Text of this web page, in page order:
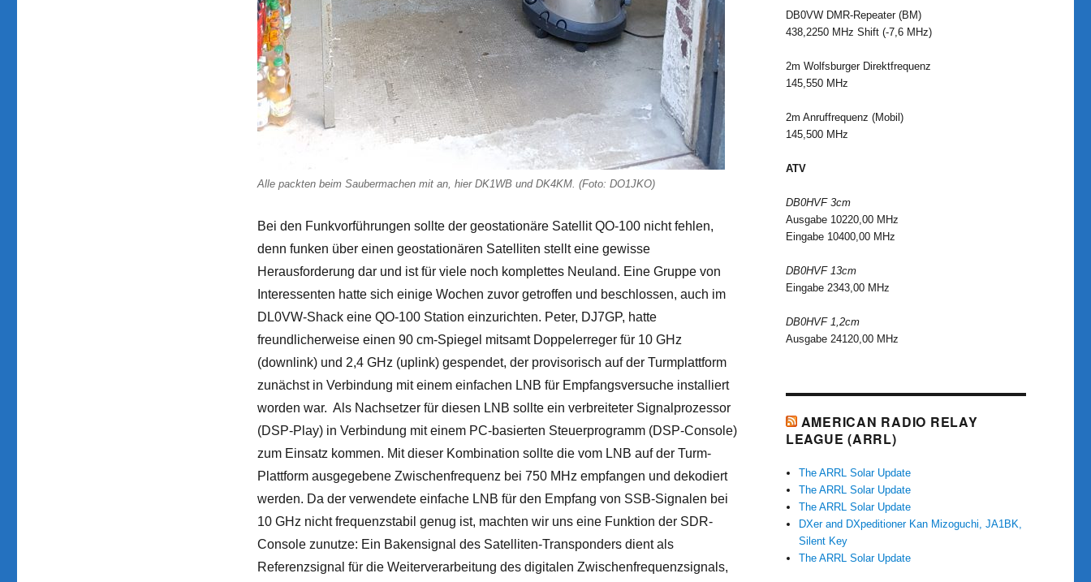
Alle packten beim Saubermachen mit an, hier DK1WB und DK4KM. (Foto: DO1JKO)
Bei den Funkvorführungen sollte der geostationäre Satellit QO-100 nicht fehlen,
denn funken über einen geostationären Satelliten stellt eine gewisse
Herausforderung dar und ist für viele noch komplettes Neuland. Eine Gruppe von
Interessenten hatte sich einige Wochen zuvor getroffen und beschlossen, auch im
DL0VW-Shack eine QO-100 Station einzurichten. Peter, DJ7GP, hatte
freundlicherweise einen 90 cm-Spiegel mitsamt Doppelerreger für 10 GHz
(downlink) und 2,4 GHz (uplink) gespendet, der provisorisch auf der Turmplattform
zunächst in Verbindung mit einem einfachen LNB für Empfangsversuche installiert
worden war. Als Nachsetzer für diesen LNB sollte ein verbreiteter Signalprozessor
(DSP-Play) in Verbindung mit einem PC-basierten Steuerprogramm (DSP-Console)
zum Einsatz kommen. Mit dieser Kombination sollte die vom LNB auf der Turm-
Plattform ausgegebene Zwischenfrequenz bei 750 MHz empfangen und dekodiert
werden. Da der verwendete einfache LNB für den Empfang von SSB-Signalen bei
10 GHz nicht frequenzstabil genug ist, machten wir uns eine Funktion der SDR-
Console zunutze: Ein Bakensignal des Satelliten-Transponders dient als
Referenzsignal für die Weiterverarbeitung des digitalen Zwischenfrequenzsignals,
DB0VW DMR-Repeater (BM)
438,2250 MHz Shift (-7,6 MHz)
2m Wolfsburger Direktfrequenz
145,550 MHz
2m Anruffrequenz (Mobil)
145,500 MHz
ATV
DB0HVF 3cm
Ausgabe 10220,00 MHz
Eingabe 10400,00 MHz
DB0HVF 13cm
Eingabe 2343,00 MHz
DB0HVF 1,2cm
Ausgabe 24120,00 MHz
AMERICAN RADIO RELAY
LEAGUE (ARRL)
The ARRL Solar Update
The ARRL Solar Update
The ARRL Solar Update
DXer and DXpeditioner Kan Mizoguchi, JA1BK,
Silent Key
The ARRL Solar Update